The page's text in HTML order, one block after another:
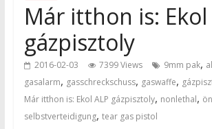
Már itthon is: Ekol
gázpisztoly
2016-02-03 7399 Views 9mm pak,
gasalarm, gasschreckschuss, gaswaffe,
Már itthon is: Ekol ALP gázpisztoly, nonlethal,
selbstverteidigung, tear gas pistol